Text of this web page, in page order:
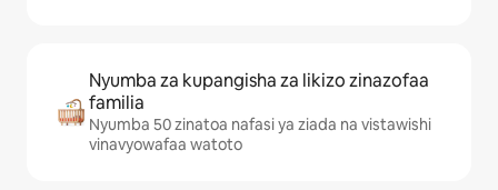
Nyumba za kupangisha za likizo zinazofaa
familia
Nyumba 50 zinatoa nafasi ya ziada na vistawishi
vinavyowafaa watoto